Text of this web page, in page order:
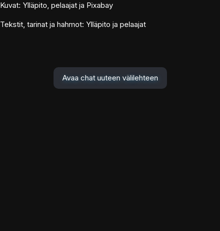
Kuvat: Ylläpito, pelaajat ja Pixabay
Tekstit, tarinat ja hahmot: Ylläpito ja pelaajat
Avaa chat uuteen välilehteen